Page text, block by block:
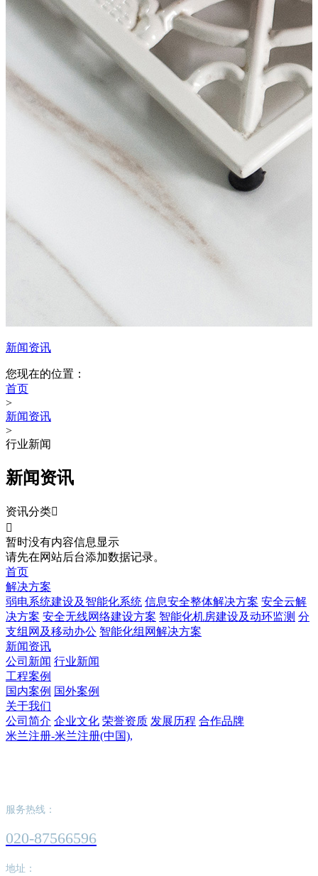
新闻资讯
您现在的位置：
首页
>
新闻资讯
>
行业新闻
新闻资讯
资讯分类

暂时没有内容信息显示
请先在网站后台添加数据记录。
首页
解决方案
弱电系统建设及智能化系统 信息安全整体解决方案 安全云解
决方案 安全无线网络建设方案 智能化机房建设及动环监测 分
支组网及移动办公 智能化组网解决方案
新闻资讯
公司新闻 行业新闻
工程案例
国内案例 国外案例
关于我们
公司简介 企业文化 荣誉资质 发展历程 合作品牌
米兰注册-米兰注册(中国),
服务热线：
020-87566596
地址：